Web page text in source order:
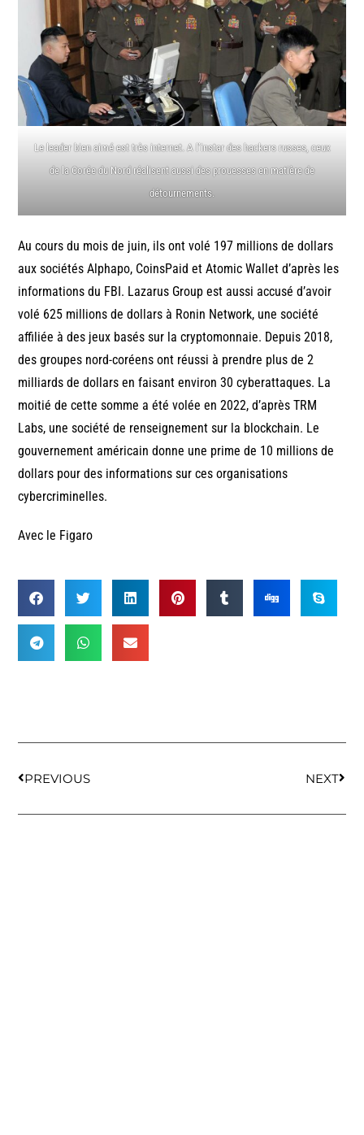
Le leader bien aimé est très internet. A l’instar des hackers russes, ceux
de la Corée du Nord réalisent aussi des prouesses en matière de
détournements.
Au cours du mois de juin, ils ont volé 197 millions de dollars
aux sociétés Alphapo, CoinsPaid et Atomic Wallet d’après les
informations du FBI. Lazarus Group est aussi accusé d’avoir
volé 625 millions de dollars à Ronin Network, une société
affiliée à des jeux basés sur la cryptomonnaie. Depuis 2018,
des groupes nord-coréens ont réussi à prendre plus de 2
milliards de dollars en faisant environ 30 cyberattaques. La
moitié de cette somme a été volée en 2022, d’après TRM
Labs, une société de renseignement sur la blockchain. Le
gouvernement américain donne une prime de 10 millions de
dollars pour des informations sur ces organisations
cybercriminelles.
Avec le Figaro
PREVIOUS NEXT